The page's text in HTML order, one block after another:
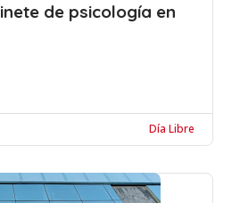
de psicología en
Día Libre